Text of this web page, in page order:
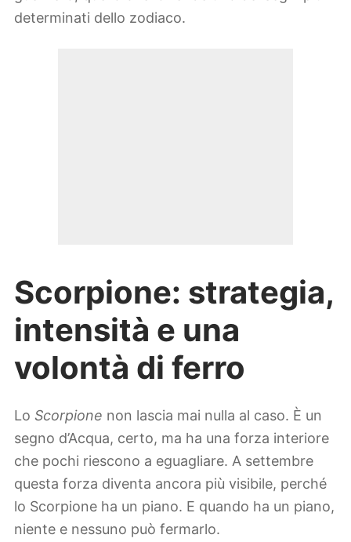
determinati dello zodiaco.
Scorpione: strategia,
intensità e una
volontà di ferro
Lo Scorpione non lascia mai nulla al caso. È un
segno d’Acqua, certo, ma ha una forza interiore
che pochi riescono a eguagliare. A settembre
questa forza diventa ancora più visibile, perché
lo Scorpione ha un piano. E quando ha un piano,
niente e nessuno può fermarlo.